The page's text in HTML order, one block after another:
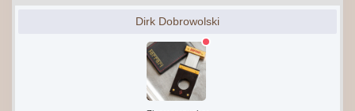
Dirk Dobrowolski